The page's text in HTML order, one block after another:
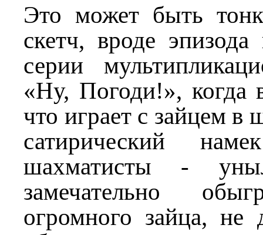
Это может быть
скетч, вроде
серии
«Ну, Погоди!», когда
что играет с зайцем
сатирический
шахматисты -
замечательно
огромного зайца, не